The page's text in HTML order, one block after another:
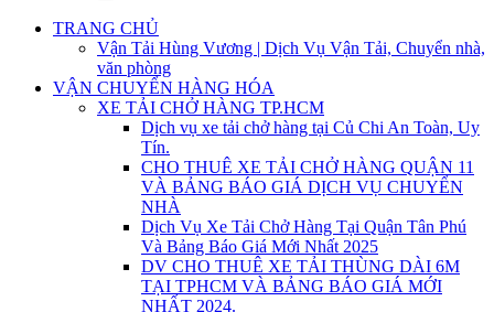
TRANG CHỦ
Vận Tải Hùng Vương | Dịch Vụ Vận Tải, Chuyển nhà,
văn phòng
VẬN CHUYỂN HÀNG HÓA
XE TẢI CHỞ HÀNG TP.HCM
Dịch vụ xe tải chở hàng tại Củ Chi An Toàn, Uy
Tín.
CHO THUÊ XE TẢI CHỞ HÀNG QUẬN 11
VÀ BẢNG BÁO GIÁ DỊCH VỤ CHUYỂN
NHÀ
Dịch Vụ Xe Tải Chở Hàng Tại Quận Tân Phú
Và Bảng Báo Giá Mới Nhất 2025
DV CHO THUÊ XE TẢI THÙNG DÀI 6M
TẠI TPHCM VÀ BẢNG BÁO GIÁ MỚI
NHẤT 2024.